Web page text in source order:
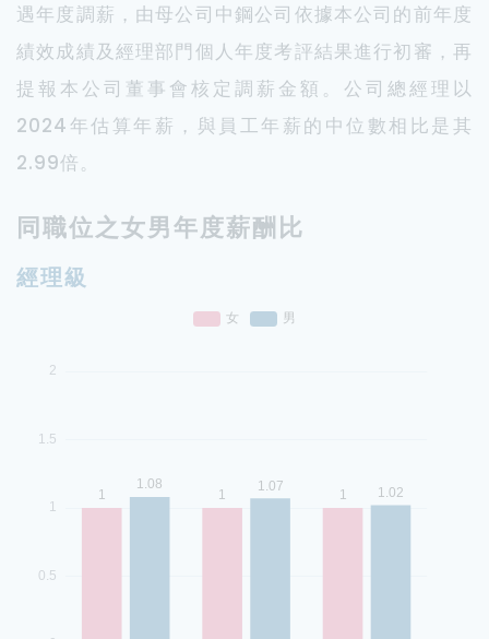
遇年度調薪，由母公司中鋼公司依據本公司的前年度
績效成績及經理部門個人年度考評結果進行初審，再
提報本公司董事會核定調薪金額。公司總經理以
2024年估算年薪，與員工年薪的中位數相比是其
2.99倍。
同職位之女男年度薪酬比
經理級